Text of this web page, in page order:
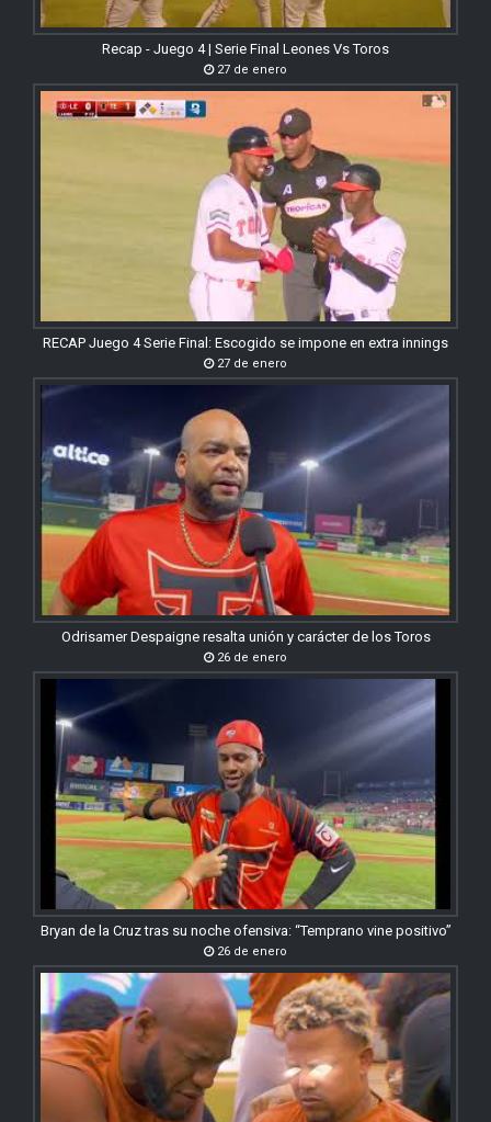
Recap - Juego 4 | Serie Final Leones Vs Toros
27 de enero
RECAP Juego 4 Serie Final: Escogido se impone en extra innings
27 de enero
Odrisamer Despaigne resalta unión y carácter de los Toros
26 de enero
Bryan de la Cruz tras su noche ofensiva: “Temprano vine positivo”
26 de enero